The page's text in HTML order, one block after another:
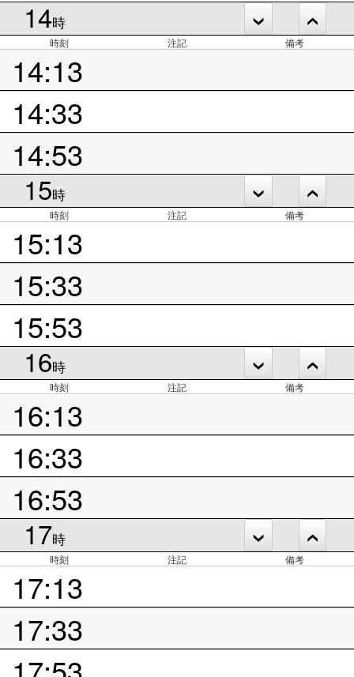
14時
時刻 注記 備考
14:13
14:33
14:53
15時
時刻 注記 備考
15:13
15:33
15:53
16時
時刻 注記 備考
16:13
16:33
16:53
17時
時刻 注記 備考
17:13
17:33